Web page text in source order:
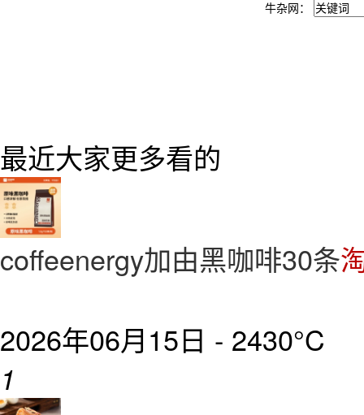
牛杂网：
最近大家更多看的
coffeenergy加由黑咖啡30条
2026年06月15日 - 2430°C
1